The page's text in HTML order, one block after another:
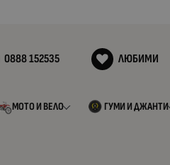
0888 152535 ЛЮБИМИ
МОТО И ВЕЛО ГУМИ И ДЖАНТИ